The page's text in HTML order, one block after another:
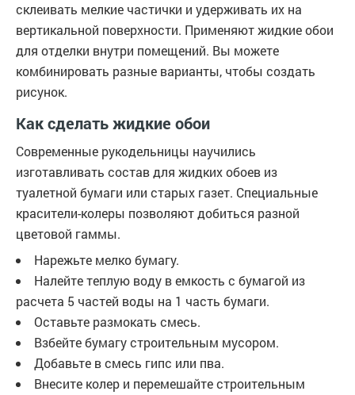
склеивать мелкие частички и удерживать их на
вертикальной поверхности. Применяют жидкие обои
для отделки внутри помещений. Вы можете
комбинировать разные варианты, чтобы создать
рисунок.
Как сделать жидкие обои
Современные рукодельницы научились
изготавливать состав для жидких обоев из
туалетной бумаги или старых газет. Специальные
красители-колеры позволяют добиться разной
цветовой гаммы.
Нарежьте мелко бумагу.
Налейте теплую воду в емкость с бумагой из
расчета 5 частей воды на 1 часть бумаги.
Оставьте размокать смесь.
Взбейте бумагу строительным мусором.
Добавьте в смесь гипс или пва.
Внесите колер и перемешайте строительным